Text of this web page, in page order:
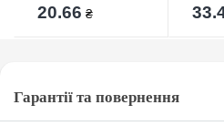
20.66 ₴
Гарантії та повернення